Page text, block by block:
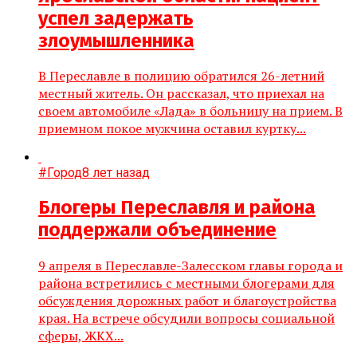
успел задержать
злоумышленника
В Переславле в полицию обратился 26-летний
местный житель. Он рассказал, что приехал на
своем автомобиле «Лада» в больницу на прием. В
приемном покое мужчина оставил куртку...
#Город8 лет назад
Блогеры Переславля и района
поддержали объединение
9 апреля в Переславле-Залесском главы города и
района встретились с местными блогерами для
обсуждения дорожных работ и благоустройства
края. На встрече обсудили вопросы социальной
сферы, ЖКХ...